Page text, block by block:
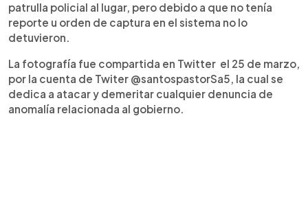
patrulla policial al lugar, pero debido a que no tenía
reporte u orden de captura en el sistema no lo
detuvieron.
La fotografía fue compartida en Twitter el 25 de marzo,
por la cuenta de Twiter @santospastorSa5, la cual se
dedica a atacar y demeritar cualquier denuncia de
anomalía relacionada al gobierno.